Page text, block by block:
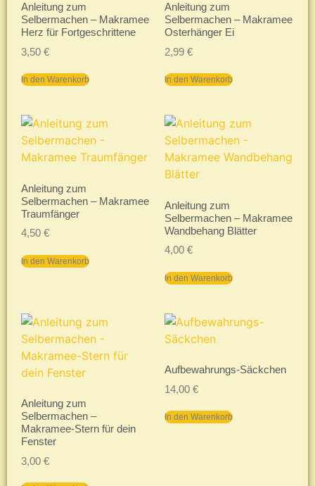
Anleitung zum
Selbermachen – Makramee
Herz für Fortgeschrittene
3,50 €
In den Warenkorb
Anleitung zum
Selbermachen – Makramee
Osterhänger Ei
2,99 €
In den Warenkorb
Anleitung zum
Selbermachen – Makramee
Traumfänger
4,50 €
In den Warenkorb
Anleitung zum
Selbermachen – Makramee
Wandbehang Blätter
4,00 €
In den Warenkorb
Anleitung zum
Selbermachen –
Makramee-Stern für dein
Fenster
3,00 €
Aufbewahrungs-Säckchen
14,00 €
In den Warenkorb